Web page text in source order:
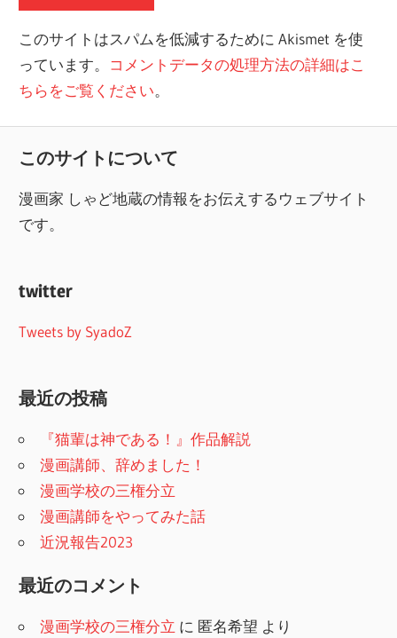
このサイトはスパムを低減するために Akismet を使
っています。 コメントデータの処理方法の詳細はこ
ちらをご覧ください。
このサイトについて
漫画家 しゃど地蔵の情報をお伝えするウェブサイト
です。
twitter
Tweets by SyadoZ
最近の投稿
『猫輩は神である！』作品解説
漫画講師、辞めました！
漫画学校の三権分立
漫画講師をやってみた話
近況報告2023
最近のコメント
漫画学校の三権分立 に 匿名希望 より